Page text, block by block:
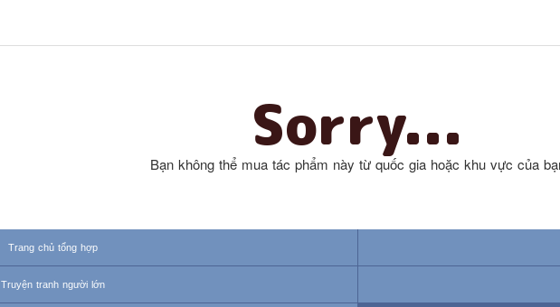
Sorry...
Bạn không thể mua tác phẩm này từ quốc gia hoặc khu vực của
Trang chủ tổng hợp
Truyện tranh người lớn